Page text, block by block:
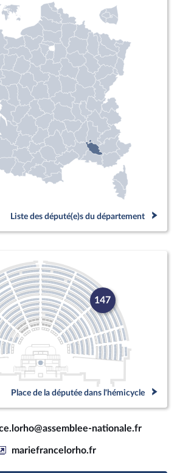
Liste des député(e)s du département
147
Place de la députée dans l'hémicycle
nationale.fr
mariefrancelorho.fr